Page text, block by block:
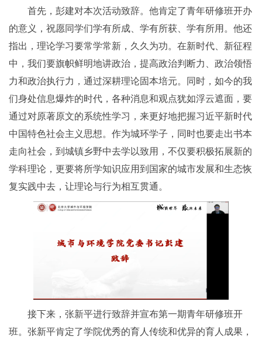
首先，彭建对本次活动致辞。他肯定了青年研修班开办
的意义，祝愿同学们学有所成、学有所获、学有所用。他还
指出，理论学习要常学常新，久久为功。在新时代、新征程
中，我们要旗帜鲜明地讲政治，提高政治判断力、政治领悟
力和政治执行力，通过深耕理论固本培元。同时，如今的我
们身处信息爆炸的时代，各种消息和观点犹如浮云遮面，要
通过对原著原文的系统性学习，来更好地把握习近平新时代
中国特色社会主义思想。作为城环学子，同时也要走出书本
走向社会，到城镇乡野中去学以致用，不仅要积极拓展新的
学科理论，更要将所学知识应用到国家的城市发展和生态恢
复实践中去，让理论与行为相互贯通。
接下来，张新平进行致辞并宣布第一期青年研修班开
班。张新平肯定了学院优秀的育人传统和优异的育人成果，